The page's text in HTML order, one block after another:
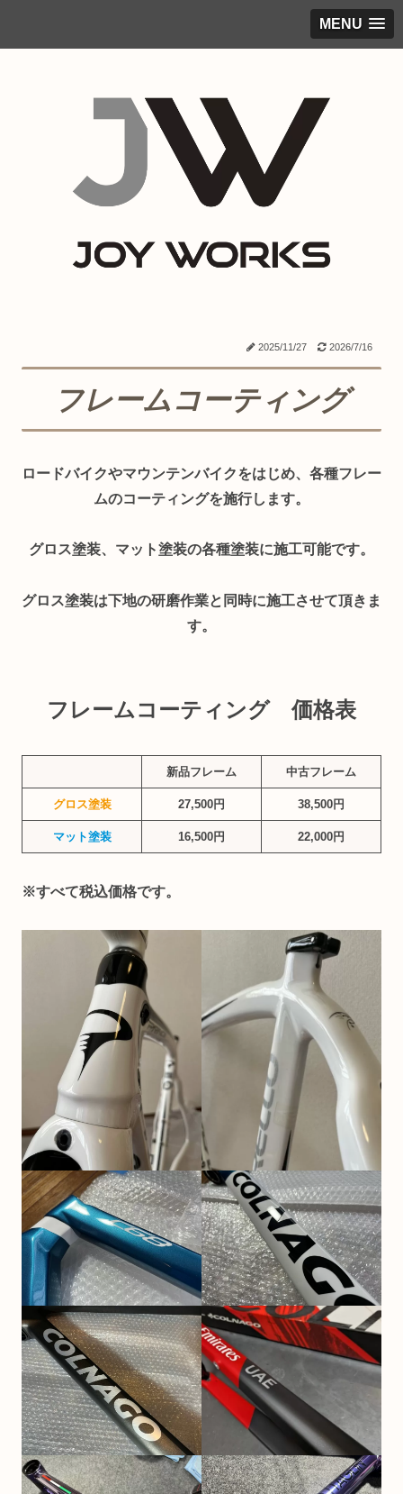
MENU
2025/11/27 2026/7/16
フレームコーティング
ロードバイクやマウンテンバイクをはじめ、各種フレー
ムのコーティングを施行します。
グロス塗装、マット塗装の各種塗装に施工可能です。
グロス塗装は下地の研磨作業と同時に施工させて頂きま
す。
フレームコーティング 価格表
新品フレーム 中古フレーム
グロス塗装 27,500円 38,500円
マット塗装 16,500円 22,000円
※すべて税込価格です。